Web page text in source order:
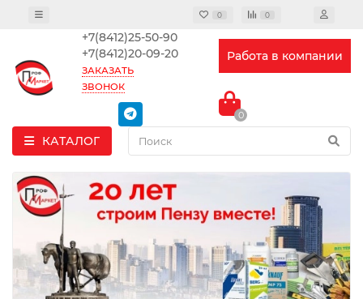
0 0
+7(8412)25-50-90
+7(8412)20-09-20
ЗАКАЗАТЬ
ЗВОНОК
Работа в компании
0
КАТАЛОГ